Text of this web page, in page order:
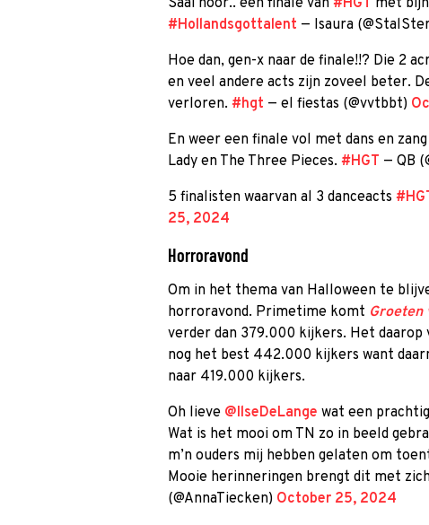
Saai hoor.. een finale van #HGT met
#Hollandsgottalent — Isaura
Hoe dan, gen-x naar de finale!!? Die 2
en veel andere acts zijn zoveel beter.
verloren. #hgt — el fiestas (@vvtbbt)
En weer een finale vol met dans en
Lady en The Three Pieces. #HGT — QB
5 finalisten waarvan al 3 danceacts
25, 2024
Horroravond
Om in het thema van Halloween te
horroravond. Primetime komt Groeten
verder dan 379.000 kijkers. Het daarop
nog het best 442.000 kijkers want
naar 419.000 kijkers.
Oh lieve @IlseDeLange wat een
Wat is het mooi om TN zo in beeld
m’n ouders mij hebben gelaten om
Mooie herinneringen brengt dit met
(@AnnaTiecken) October 25, 2024